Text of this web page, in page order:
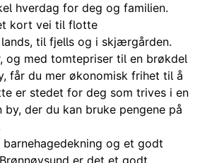
hverdag for deg og familien.
kort vei til flotte
til fjells og i skjærgården.
og med tomtepriser til en brøkdel
får du mer økonomisk frihet til å
er stedet for deg som trives i en
der du kan bruke pengene på
og et godt